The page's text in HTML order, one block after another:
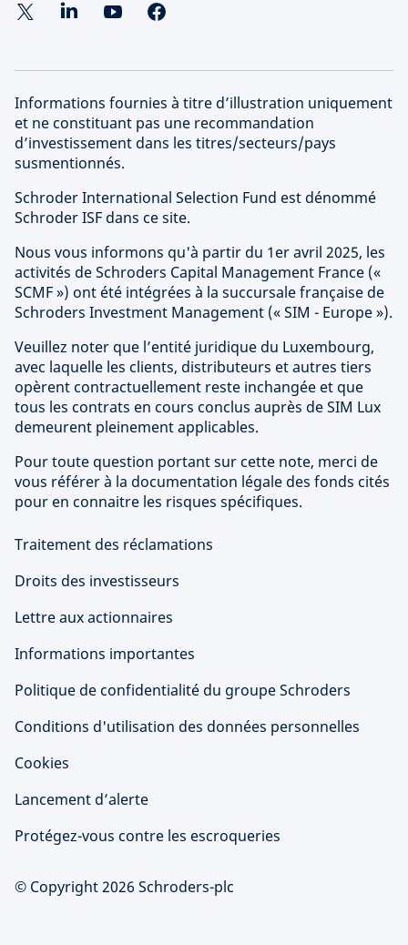
Informations fournies à titre d’illustration uniquement
et ne constituant pas une recommandation
d’investissement dans les titres/secteurs/pays
susmentionnés.
Schroder International Selection Fund est dénommé
Schroder ISF dans ce site.
Nous vous informons qu'à partir du 1er avril 2025, les
activités de Schroders Capital Management France («
SCMF ») ont été intégrées à la succursale française de
Schroders Investment Management (« SIM - Europe »).
Veuillez noter que l’entité juridique du Luxembourg,
avec laquelle les clients, distributeurs et autres tiers
opèrent contractuellement reste inchangée et que
tous les contrats en cours conclus auprès de SIM Lux
demeurent pleinement applicables.
Pour toute question portant sur cette note, merci de
vous référer à la documentation légale des fonds cités
pour en connaitre les risques spécifiques.
Traitement des réclamations
Droits des investisseurs
Lettre aux actionnaires
Informations importantes
Politique de confidentialité du groupe Schroders
Conditions d'utilisation des données personnelles
Cookies
Lancement d’alerte
Protégez-vous contre les escroqueries
© Copyright 2026 Schroders-plc